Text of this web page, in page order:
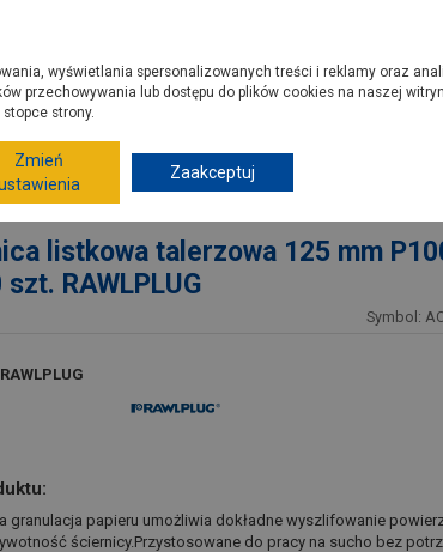
osprzęt Akcesoria do elektronarzędzi
listkowa talerzowa 125 mm
RAWLPLUG
Symbol:
RAWLPLUG
granulacja papieru umożliwia dokładne wyszlifowanie
ściernicy.Przystosowane do pracy na sucho bez
wyświetlania spersonalizowanych treści i reklamy oraz
przechowywania lub dostępu do plików cookies na naszej
stopce strony.
Zmień
Zaakceptuj